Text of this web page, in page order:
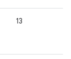
13